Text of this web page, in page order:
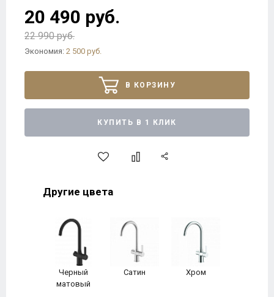
20 490 руб.
22 990 руб.
Экономия: 2 500 руб.
В КОРЗИНУ
КУПИТЬ В 1 КЛИК
Другие цвета
Черный
матовый
Сатин Хром